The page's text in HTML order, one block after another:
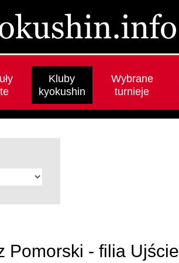
Kluby
kyokushin
Wybrane
turnieje
Pomorski - filia Ujście